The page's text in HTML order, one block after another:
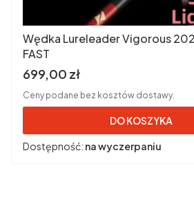
Wędka Lureleader Vigorous
FAST
Cena brutto
699,00 zł
Ceny podane bez kosztów dostawy.
DO KOSZYKA
Dostępność: na wyczerpaniu